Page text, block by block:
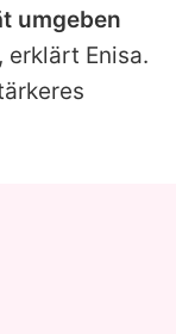
umgeben
, erklärt Enisa.